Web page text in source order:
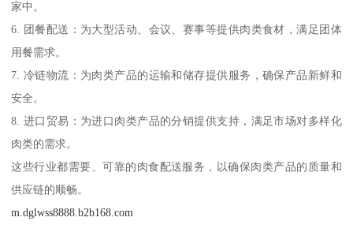
家中。
6. 团餐配送：为大型活动、会议、赛事等提供肉类食材，满足团体
用餐需求。
7. 冷链物流：为肉类产品的运输和储存提供服务，确保产品新鲜和
安全。
8. 进口贸易：为进口肉类产品的分销提供支持，满足市场对多样化
肉类的需求。
这些行业都需要、可靠的肉食配送服务，以确保肉类产品的质量和
供应链的顺畅。
m.dglwss8888.b2b168.com